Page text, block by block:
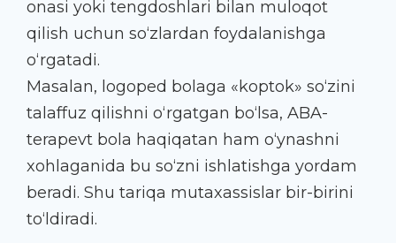
onasi yoki tengdoshlari bilan muloqot
qilish uchun so‘zlardan foydalanishga
o‘rgatadi.
Masalan, logoped bolaga «koptok» so‘zini
talaffuz qilishni o‘rgatgan bo‘lsa, ABA-
terapevt bola haqiqatan ham o‘ynashni
xohlaganida bu so‘zni ishlatishga yordam
beradi. Shu tariqa mutaxassislar bir-birini
to‘ldiradi.